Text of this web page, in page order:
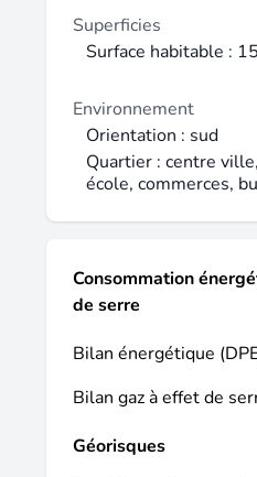
Superficies
Surface habitable :
Environnement
Orientation : sud
Quartier : centre
école, commerces,
Consommation
de serre
Bilan énergétique
Bilan gaz à effet de
Géorisques